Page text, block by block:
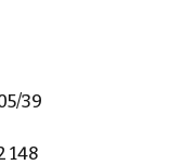
39
148